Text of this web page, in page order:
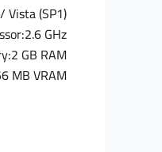
Vista (SP1)
GHz
GB RAM
MB VRAM